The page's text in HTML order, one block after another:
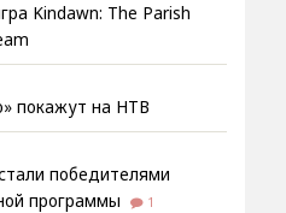
Kindawn: The Parish
покажут на НТВ
победителями
программы
1